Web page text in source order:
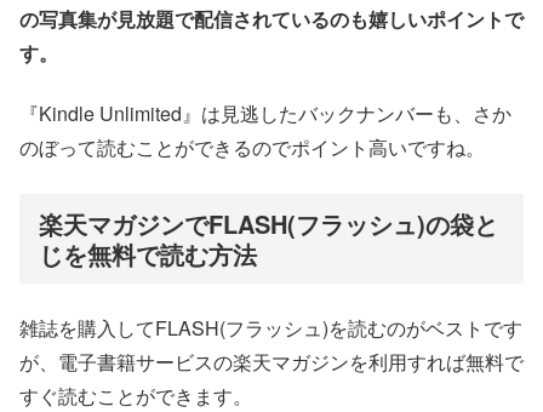
の写真集が見放題で配信されているのも嬉しいポイントで
す。
『Kindle Unlimited』は見逃したバックナンバーも、さか
のぼって読むことができるのでポイント高いですね。
楽天マガジンでFLASH(フラッシュ)の袋と
じを無料で読む方法
雑誌を購入してFLASH(フラッシュ)を読むのがベストです
が、電子書籍サービスの楽天マガジンを利用すれば無料で
すぐ読むことができます。